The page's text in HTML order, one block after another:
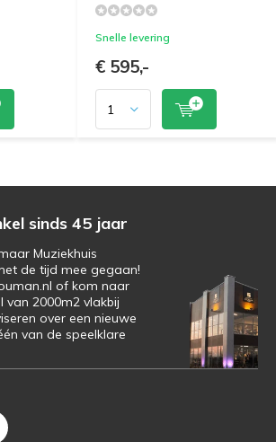
Snelle levering
€ 595,-
sinds 45 jaar
Muziekhuis
de tijd mee gegaan!
of kom naar
van 2000m2 vlakbij
over een nieuwe
van de speelklare